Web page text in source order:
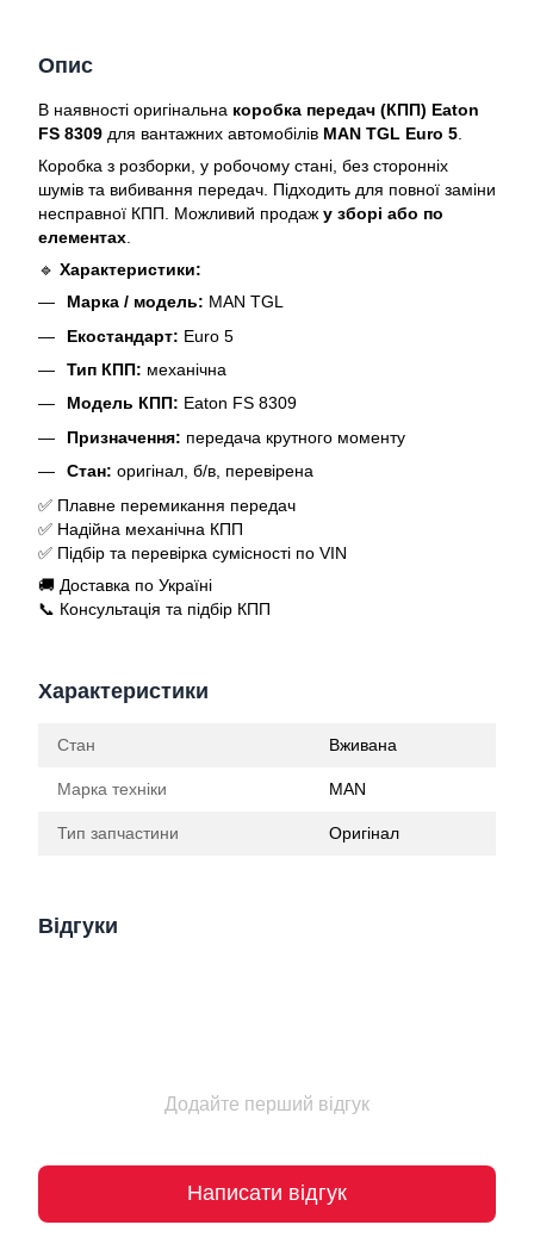
Опис
В наявності оригінальна коробка передач (КПП) Eaton
FS 8309 для вантажних автомобілів MAN TGL Euro 5
Коробка з розборки, у робочому стані, без сторонніх
шумів та вибивання передач. Підходить для повної заміни
несправної КПП. Можливий продаж у зборі або по
елементах
🔹 Характеристики:
Марка / модель: MAN TGL
Екостандарт: Euro 5
Тип КПП: механічна
Модель КПП: Eaton FS 8309
Призначення: передача крутного моменту
Стан: оригінал, б/в, перевірена
✅ Плавне перемикання передач
✅ Надійна механічна КПП
✅ Підбір та перевірка сумісності по VIN
🚚 Доставка по Україні
📞 Консультація та підбір КПП
Характеристики
Стан Вживана
Марка техніки MAN
Тип запчастини Оригінал
Відгуки
Додайте перший відгук
Написати відгук